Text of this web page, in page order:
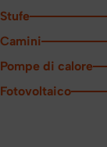
Stufe
Camini
Pompe di calore
Fotovoltaico